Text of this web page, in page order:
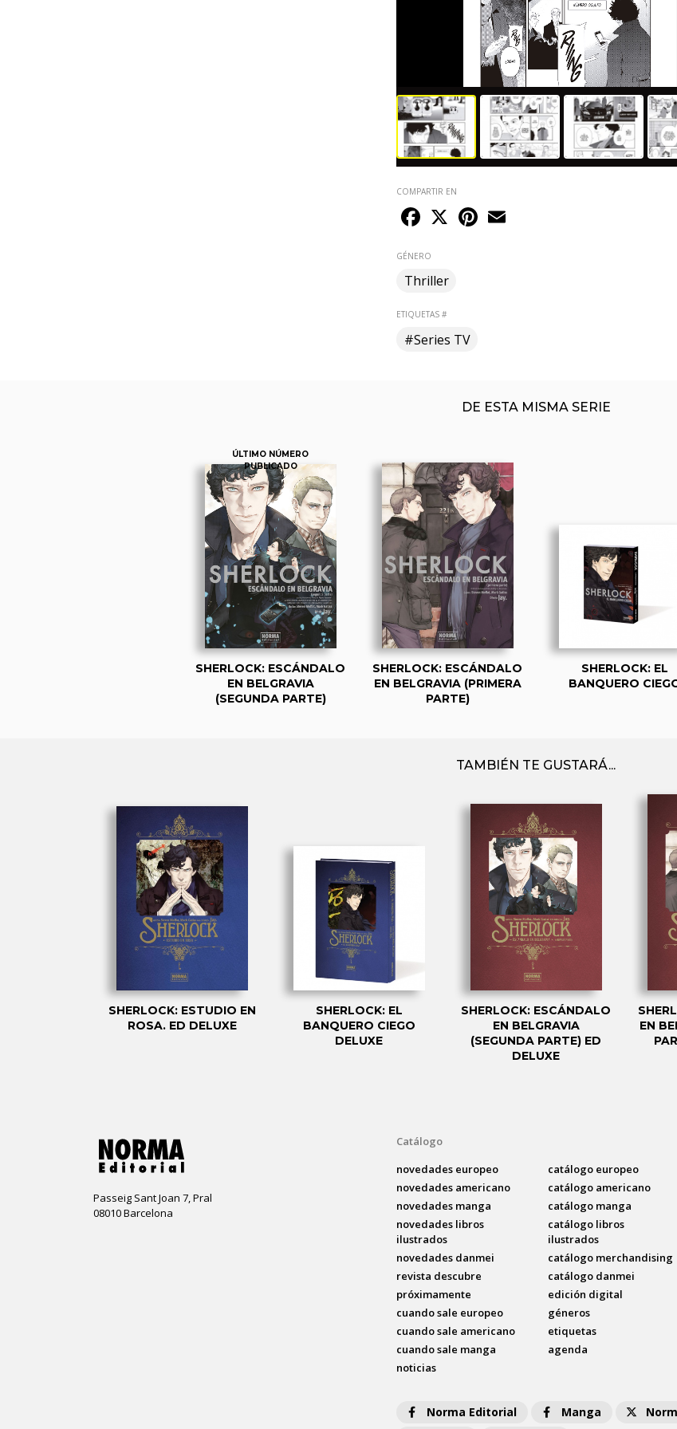
COMPARTIR EN
Facebook
X Pinterest
GÉNERO
Thriller
ETIQUETAS #
#Series TV
DE ESTA MISMA SERIE
ÚLTIMO NÚMERO
PUBLICADO
SHERLOCK: ESCÁNDALO
EN BELGRAVIA
(SEGUNDA PARTE)
SHERLOCK: ESCÁNDALO
EN BELGRAVIA (PRIMERA
PARTE)
SHERLOCK: EL
BANQUERO
TAMBIÉN TE GUSTARÁ...
SHERLOCK: ESTUDIO EN
ROSA. ED DELUXE
SHERLOCK: EL
BANQUERO CIEGO
DELUXE
SHERLOCK: ESCÁNDALO
EN BELGRAVIA
(SEGUNDA PARTE) ED
DELUXE
EN
Passeig Sant Joan 7, Pral
08010 Barcelona
Catálogo
novedades europeo
novedades americano
novedades manga
novedades libros
ilustrados
novedades danmei
revista descubre
próximamente
cuando sale europeo
cuando sale americano
cuando sale manga
noticias
catálogo europeo
catálogo americano
catálogo manga
catálogo libros
ilustrados
catálogo merchandising
catálogo danmei
edición digital
géneros
etiquetas
agenda
Norma Editorial Manga